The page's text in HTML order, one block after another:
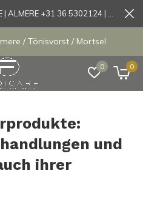
0 0
/ Tönisvorst / Mortsel
und
ihrer